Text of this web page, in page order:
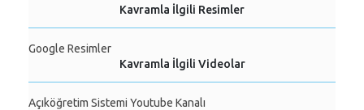
Kavramla İlgili Resimler
Google Resimler
Kavramla İlgili Videolar
Açıköğretim Sistemi Youtube Kanalı